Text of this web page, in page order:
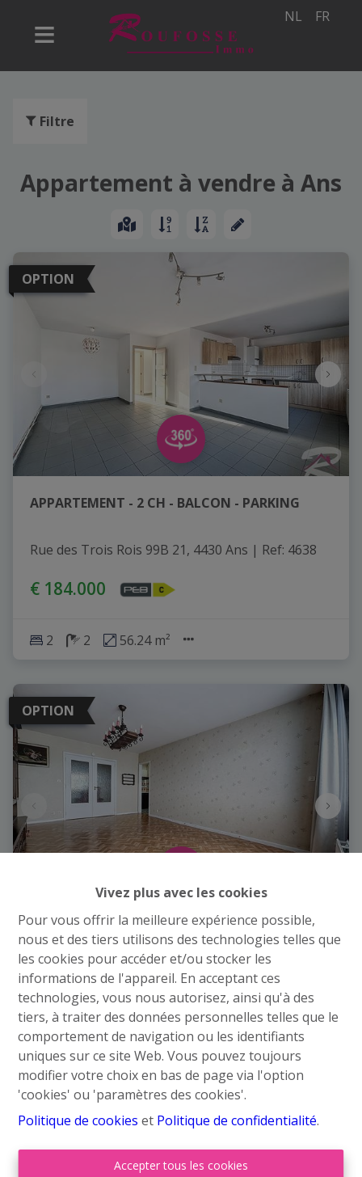
Vivez plus avec les cookies
Pour vous offrir la meilleure expérience possible,
nous et des tiers utilisons des technologies telles que
les cookies pour accéder et/ou stocker les
informations de l'appareil. En acceptant ces
technologies, vous nous autorisez, ainsi qu'à des
tiers, à traiter des données personnelles telles que le
comportement de navigation ou les identifiants
uniques sur ce site Web. Vous pouvez toujours
modifier votre choix en bas de page via l'option
'cookies' ou 'paramètres des cookies'.
Politique de cookies et Politique de confidentialité.
Accepter tous les cookies
NL FR
Filtre
Appartement à vendre à Ans
OPTION
APPARTEMENT - 2 CH - BALCON - PARKING
Rue des Trois Rois 99B 21, 4430 Ans | Ref: 4638
€ 184.000
2 2 56.24 m²
OPTION
APPARTEMENT AU 6ÈME ÉTAGE (ASCENSEUR) - 1
CH - CAVE
Rue de la Station 79 62, 4430 Ans|Ref: 4419
€ 125.000
1 1 55 m²
Contactez nous